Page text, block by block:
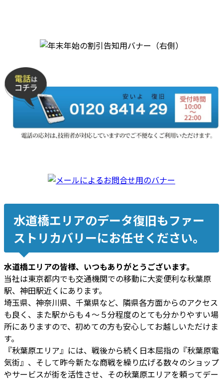
水道橋エリアのデータ復旧もファー
ストリカバリーにお任せください。
水道橋エリアの皆様、いつもありがとうございます。
当社は東京都内でも交通機関での移動に大変便利な秋葉原
駅、神田駅近くにあります。
埼玉県、神奈川県、千葉県など、隣県各方面からのアクセス
も良く、また駅からも４～５分程度のとても分かりやすい場
所にありますので、初めての方も安心してお越しいただけま
す。
『秋葉原エリア』には、戦後から続く日本屈指の『秋葉原電
気街』、そして昨今新たな商戦を繰り広げる数々のショップ
やサービスが街を活性させ、その秋葉原エリアを頼ってデー